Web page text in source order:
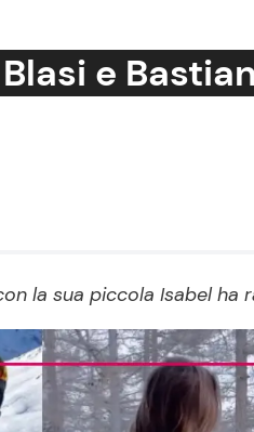
Mamma
Turismo
e
la sua piccola Isabel ha